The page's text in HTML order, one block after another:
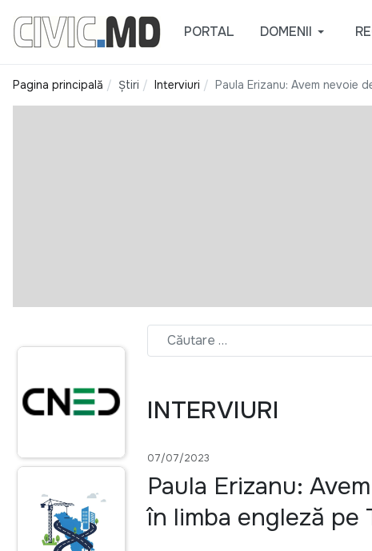
PORTAL DOMENII
Pagina principală Știri Interviuri Paula Erizanu: Avem nevoie
INTERVIURI
07/07/2023
Paula Erizanu:
în limba engleză pe